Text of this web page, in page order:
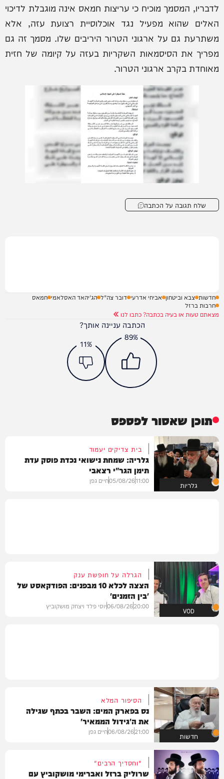
לדבריו, המסמך מוכיח כי עריצות חמאס אינה מוגבלת לדיכוי
האלים שהוא מפעיל נגד אוכלוסיית רצועת עזה, אלא
משתרעת גם על ארגוני הטרור היריבים שלו. מסמך זה גם
מפריך את הסיסמאות השקריות בעזה על קיומה של חזית
מאוחדת בקרב ארגוני הטרור.
שלח תגובה על הכתבה
חדשות צבא וביטחון אביחי אדרעי דובר צה"ל הג'יהאד האסלאמי חמאס
חרבות ברזל
מצאתם טעות או בעיה בכתבה? כתבו לנו
הכתבה עניינה אותך?
89%
11%
תוכן שאסור לפספס
גלריות
בית צדיקים יעמוד
גלריה: שמחת נישואי נכדת פוסק עדת
תימן הגר"י רצאבי
11:00
05/08/26חיים גפן
VOD
הגרלה על חופשת ענק
הצצה לכלא 10 מבפנים: הפודקאסט של
'בין הזמנים'
20:00
06/08/26יוסי פלד ויצחק מושקוביץ
חדשות
הסיפור המלא
נס בפארק המים: השבר בכתף שגילה
את ה'גידול הממאיר'
21:00
06/08/26חיים גפן
"וחסדיך הרבים"
שרוליק ברזל ואברימי מושקוביץ עם